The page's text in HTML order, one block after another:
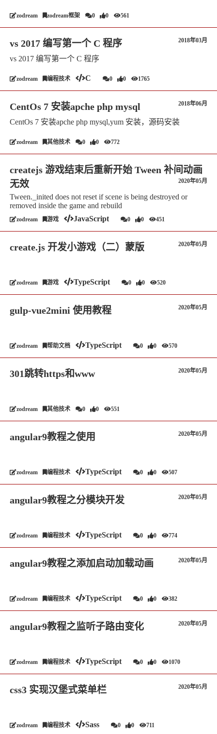
zodream zodream框架 0 0 561
vs 2017 编写第一个 C 程序 2018年03月
vs 2017 编写第一个 C 程序
zodream 编程技术 C 0 0 1765
CentOs 7 安装apche php mysql 2018年06月
CentOs 7 安装apche php mysql,yum 安装，源码安装
zodream 其他技术 0 0 772
createjs 游戏结束后重新开始 Tween 补间动画
无效
2020年05月
Tween._inited does not reset if scene is being destroyed or
removed inside the game and rebuild
zodream 游戏 JavaScript 0 0 451
create.js 开发小游戏（二）蒙版 2020年05月
zodream 游戏 TypeScript 0 0 520
gulp-vue2mini 使用教程 2020年05月
zodream 帮助文档 TypeScript 0 0 570
301跳转https和www 2020年05月
zodream 其他技术 0 0 551
angular9教程之使用 2020年05月
zodream 编程技术 TypeScript 0 0 507
angular9教程之分模块开发 2020年05月
zodream 编程技术 TypeScript 0 0 774
angular9教程之添加启动加载动画 2020年05月
zodream 编程技术 TypeScript 0 0 382
angular9教程之监听子路由变化 2020年05月
zodream 编程技术 TypeScript 0 0 1070
css3 实现汉堡式菜单栏 2020年05月
zodream 编程技术 Sass 0 0 711